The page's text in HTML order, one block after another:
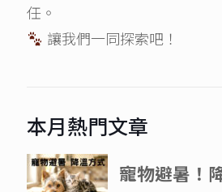
任。
讓我們一同探索吧！
本月熱門文章